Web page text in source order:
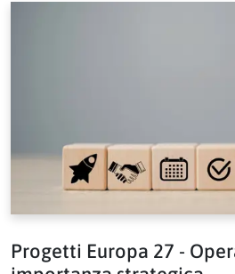
Progetti Europa 27 -